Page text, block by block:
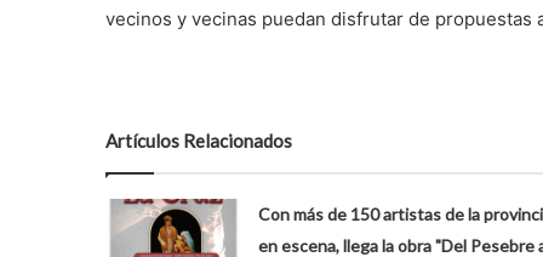
vecinos y vecinas puedan disfrutar de propuestas
Artículos Relacionados
Con más de 150 artistas de la
en escena, llega la obra "Del Pesebre